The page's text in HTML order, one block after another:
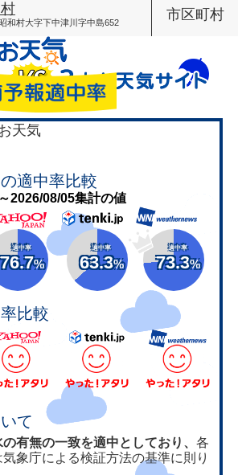
和村大字下中津川字中島652
市区町村
天気
適中率比較
2026/08/05集計の値
適中率
76.7%
適中率
63.3%
適中率
73.3%
比較
て
有無の一致を適中としており、各
象庁による検証方法の基準に則り